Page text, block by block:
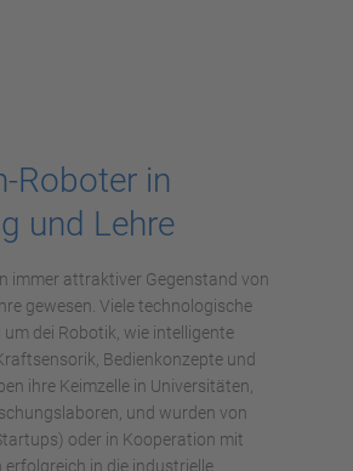
Roboter in
und Lehre
immer attraktiver Gegenstand von
gewesen. Viele technologische
dei Robotik, wie intelligente
Bedienkonzepte und
ihre Keimzelle in Universitäten,
und wurden von
oder in Kooperation mit
erfolgreich in die industrielle